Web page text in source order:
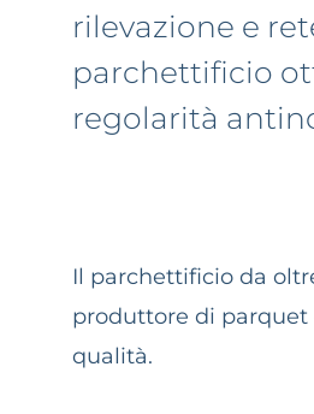
rilevazione e
parchettificio
regolarità
Il parchettificio da
produttore di parquet
qualità.